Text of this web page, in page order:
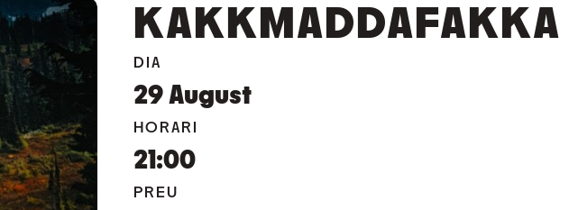
KAKKMADDAFAKKA
DIA
29 August
HORARI
21:00
PREU